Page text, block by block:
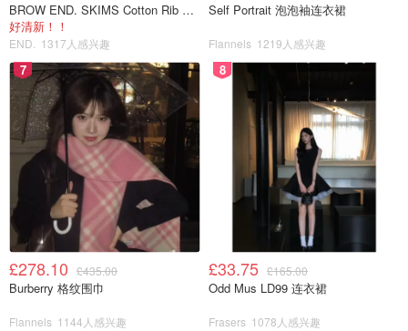
编织在夏天也是很适合的元素，白色更增加了清凉夏日感。
又有一丝丝法式风情，随便搭配一个碎花连衣裙，拿上一个
草编包，就可以很精致。
NET-A-PORTER
BROW END. SKIMS Cotton Rib 长款背心连衣裙 薄荷绿
好清新！！
END. 1317人感兴趣
Self Portrait 泡泡袖连衣裙
Flannels 1219人感兴趣
7
£278.10 £435.00
Burberry 格纹围巾
Flannels 1144人感兴趣
8
£33.75 £165.00
Odd Mus LD99 连衣裙
Frasers 1078人感兴趣